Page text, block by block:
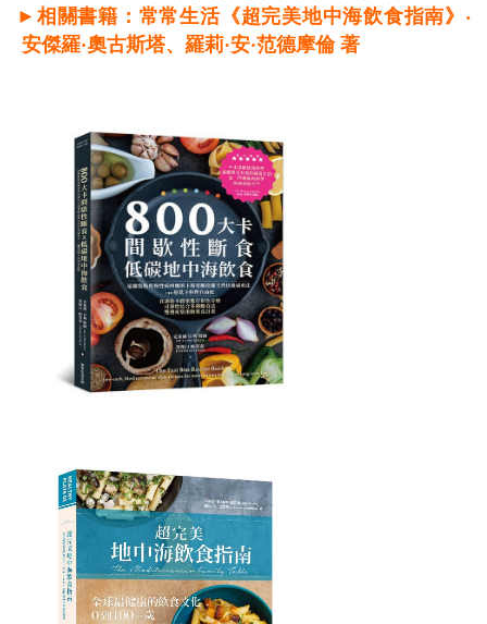
►相關書籍：常常生活《超完美地中海飲食指南》‧
安傑羅·奧古斯塔、羅莉·安·范德摩倫著